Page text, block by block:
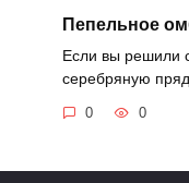
Пепельное
Если вы решили
серебряную
0 0